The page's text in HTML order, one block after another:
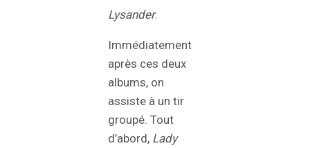
Lysander.
Immédiatement
après ces deux
albums, on
assiste à un tir
groupé. Tout
d’abord, Lady